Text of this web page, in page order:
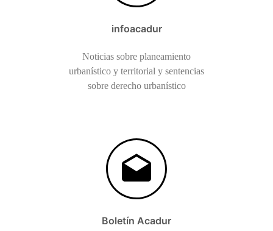
infoacadur
Noticias sobre planeamiento
urbanístico y territorial y sentencias
sobre derecho urbanístico
Boletín Acadur